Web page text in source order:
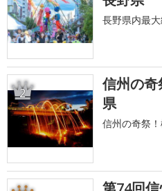
長野県内最
2
信州の
県
信州の奇祭